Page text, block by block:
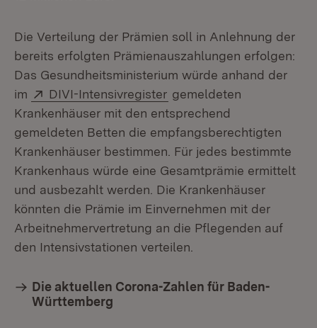
Die Verteilung der Prämien soll in Anlehnung der
bereits erfolgten Prämienauszahlungen erfolgen:
Das Gesundheitsministerium würde anhand der
im
Extern:
DIVI-Intensivregister (Öffnet in neuem Fenster)
gemeldeten
Krankenhäuser mit den entsprechend
gemeldeten Betten die empfangsberechtigten
Krankenhäuser bestimmen. Für jedes bestimmte
Krankenhaus würde eine Gesamtprämie ermittelt
und ausbezahlt werden. Die Krankenhäuser
könnten die Prämie im Einvernehmen mit der
Arbeitnehmervertretung an die Pflegenden auf
den Intensivstationen verteilen.
Die aktuellen Corona-Zahlen für Baden-
Württemberg